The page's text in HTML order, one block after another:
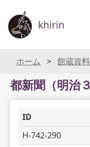
khirin
ホーム 館蔵資
都新聞（明治
ID
H-742-290